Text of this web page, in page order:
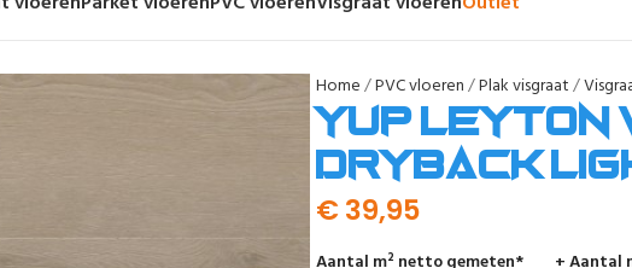
Home PVC vloeren Plak visgraat
YUP
dryback
€39,95
Aantal m² netto gemeten* + Aantal